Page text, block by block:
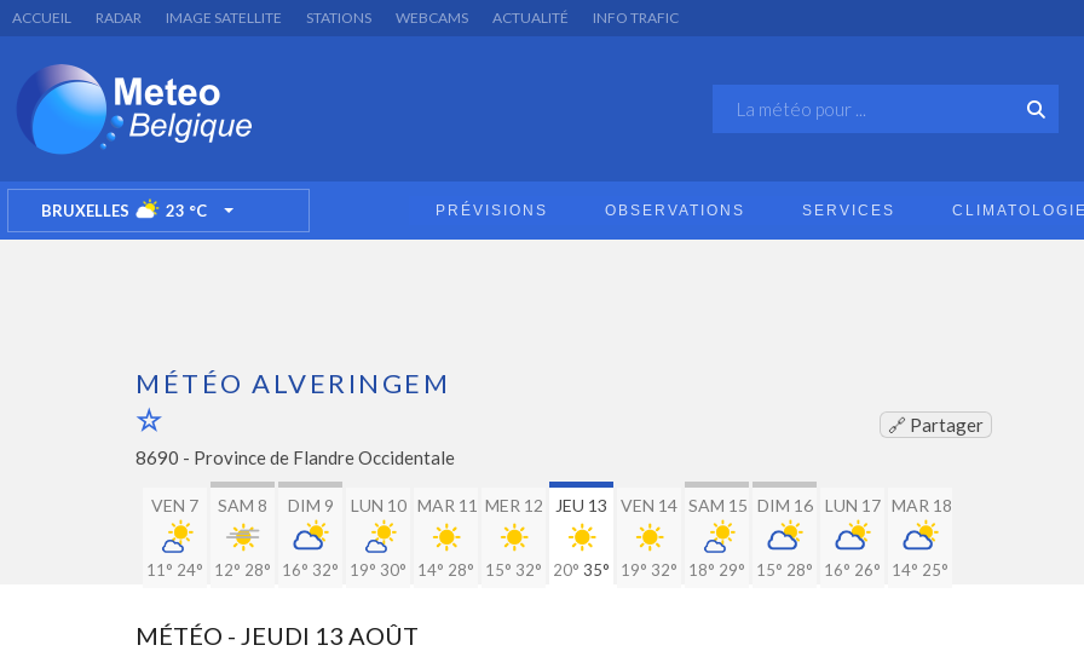
ACCUEIL RADAR IMAGE SATELLITE STATIONS WEBCAMS ACTUALITÉ INFO TRAFIC
BRUXELLES 23 °C TOGGLE DROPDOWN PRÉVISIONS OBSERVATIONS SERVICES
MÉTÉO ALVERINGEM
🔗 Partager
8690 - Province de Flandre Occidentale
VEN 7
11° 24°
SAM 8
12° 28°
DIM 9
16° 32°
LUN 10
19° 30°
MAR 11
14° 28°
MER 12
15° 32°
JEU 13
20° 35°
VEN 14
19° 32°
SAM 15
18° 29°
DIM 16
15° 28°
LUN 17
16° 26°
MAR 18
14° 25°
MÉTÉO - JEUDI 13 AOÛT